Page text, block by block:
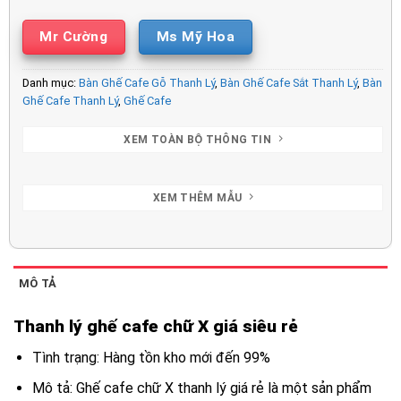
Mr Cường Ms Mỹ Hoa
Danh mục: Bàn Ghế Cafe Gỗ Thanh Lý, Bàn Ghế Cafe Sắt Thanh Lý, Bàn
Ghế Cafe Thanh Lý, Ghế Cafe
XEM TOÀN BỘ THÔNG TIN
XEM THÊM MẪU
MÔ TẢ
Thanh lý ghế cafe chữ X giá siêu rẻ
Tình trạng: Hàng tồn kho mới đến 99%
Mô tả: Ghế cafe chữ X thanh lý giá rẻ là một sản phẩm